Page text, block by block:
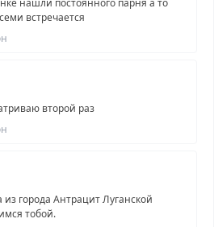
нашли постоянного парня а то
встречается
второй раз
города Антрацит Луганской
тобой.